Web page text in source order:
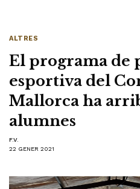
ALTRES
El programa de
esportiva del
Mallorca ha
alumnes
F.V.
22 GENER 2021